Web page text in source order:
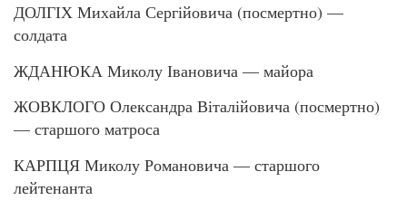
ДОЛГІХ Михайла Сергійовича (посмертно) —
солдата
ЖДАНЮКА Миколу Івановича — майора
ЖОВКЛОГО Олександра Віталійовича (посмертно)
— старшого матроса
КАРПЦЯ Миколу Романовича — старшого
лейтенанта